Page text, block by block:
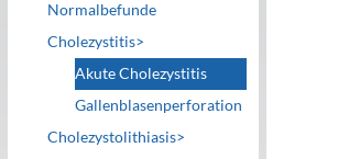
Normalbefunde
Cholezystitis>
Akute Cholezystitis
Gallenblasenperforation
Cholezystolithiasis>